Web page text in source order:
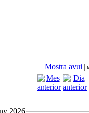
Mostra avui
2026